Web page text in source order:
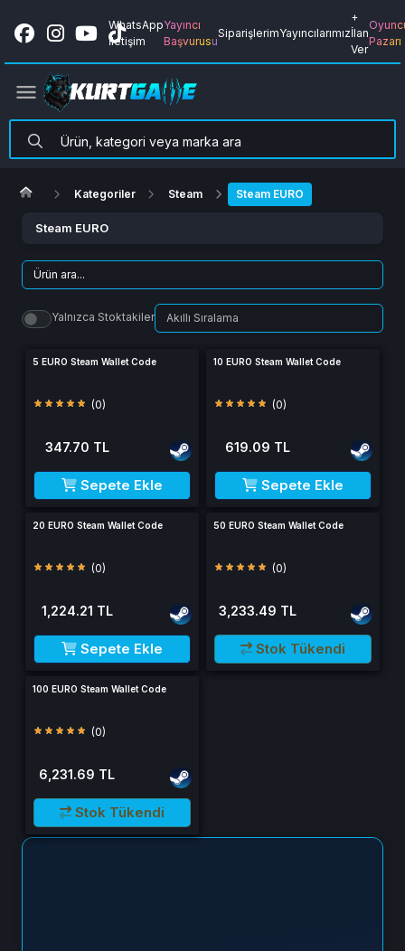
WhatsApp
İletişim
Yayıncı
Başvurusu
SiparişlerimYayıncılarımız
+
İlan
Ver
Pazarı
Kategoriler Steam Steam EURO
Steam EURO
Yalnızca Stoktakiler
5 EURO Steam Wallet Code
(0)
347.70 TL
Sepete Ekle
10 EURO Steam Wallet Code
(0)
619.09 TL
Sepete Ekle
20 EURO Steam Wallet Code
(0)
1,224.21 TL
Sepete Ekle
50 EURO Steam Wallet Code
(0)
3,233.49 TL
Stok Tükendi
100 EURO Steam Wallet Code
(0)
6,231.69 TL
Stok Tükendi